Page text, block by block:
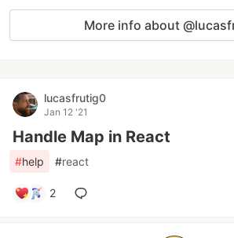
More info about
lucasfrutig0
Jan 12 '21
Handle Map in React
#help #react
2